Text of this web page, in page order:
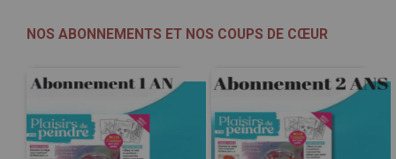
NOS ABONNEMENTS ET NOS COUPS DE CŒUR